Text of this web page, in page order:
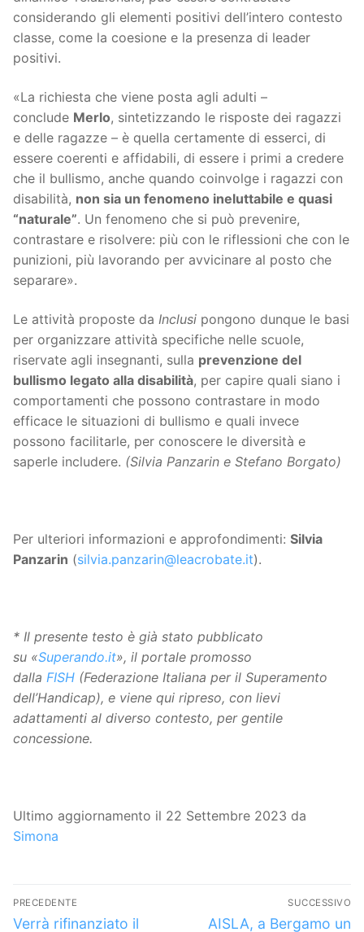
considerando gli elementi positivi dell’intero contesto
classe, come la coesione e la presenza di leader
positivi.
«La richiesta che viene posta agli adulti –
conclude Merlo, sintetizzando le risposte dei ragazzi
e delle ragazze – è quella certamente di esserci, di
essere coerenti e affidabili, di essere i primi a credere
che il bullismo, anche quando coinvolge i ragazzi con
disabilità, non sia un fenomeno ineluttabile e quasi
“naturale”. Un fenomeno che si può prevenire,
contrastare e risolvere: più con le riflessioni che con le
punizioni, più lavorando per avvicinare al posto che
separare».
Le attività proposte da Inclusi pongono dunque le basi
per organizzare attività specifiche nelle scuole,
riservate agli insegnanti, sulla prevenzione del
bullismo legato alla disabilità, per capire quali siano i
comportamenti che possono contrastare in modo
efficace le situazioni di bullismo e quali invece
possono facilitarle, per conoscere le diversità e
saperle includere. (Silvia Panzarin e Stefano Borgato)
Per ulteriori informazioni e approfondimenti: Silvia
Panzarin (silvia.panzarin@leacrobate.it).
* Il presente testo è già stato pubblicato
su «Superando.it», il portale promosso
dalla FISH (Federazione Italiana per il Superamento
dell’Handicap), e viene qui ripreso, con lievi
adattamenti al diverso contesto, per gentile
concessione.
Ultimo aggiornamento il 22 Settembre 2023 da
Simona
Navigazione
articoli
PRECEDENTE
Articolo
Verrà rifinanziato il
SUCCESSIVO
Articolo
AISLA, a Bergamo un